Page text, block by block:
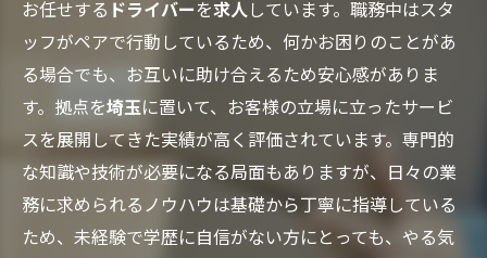
お任せする ドライバーを求人しています。職務中はスタ
ッフがペアで行動しているため、何かお困りのことがあ
る場合でも、お互いに助け合えるため安心感がありま
す。拠点を埼玉に置いて、お客様の立場に立ったサービ
スを展開してきた実績が高く評価されています。専門的
な知識や技術が必要になる局面もありますが、日々の業
務に求められるノウハウは基礎から丁寧に指導している
ため、未経験で学歴に自信がない方にとっても、やる気